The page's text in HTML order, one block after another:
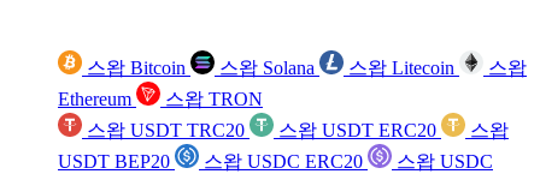
스왑 Bitcoin 스왑 Solana 스왑 Litecoin
스왑
Ethereum
스왑 TRON
스왑 USDT TRC20
스왑 USDT ERC20
스왑
USDT BEP20
스왑 USDC ERC20
스왑 USDC